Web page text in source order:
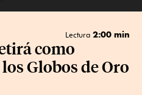
Lectura 2:00 min
como
Globos de Oro